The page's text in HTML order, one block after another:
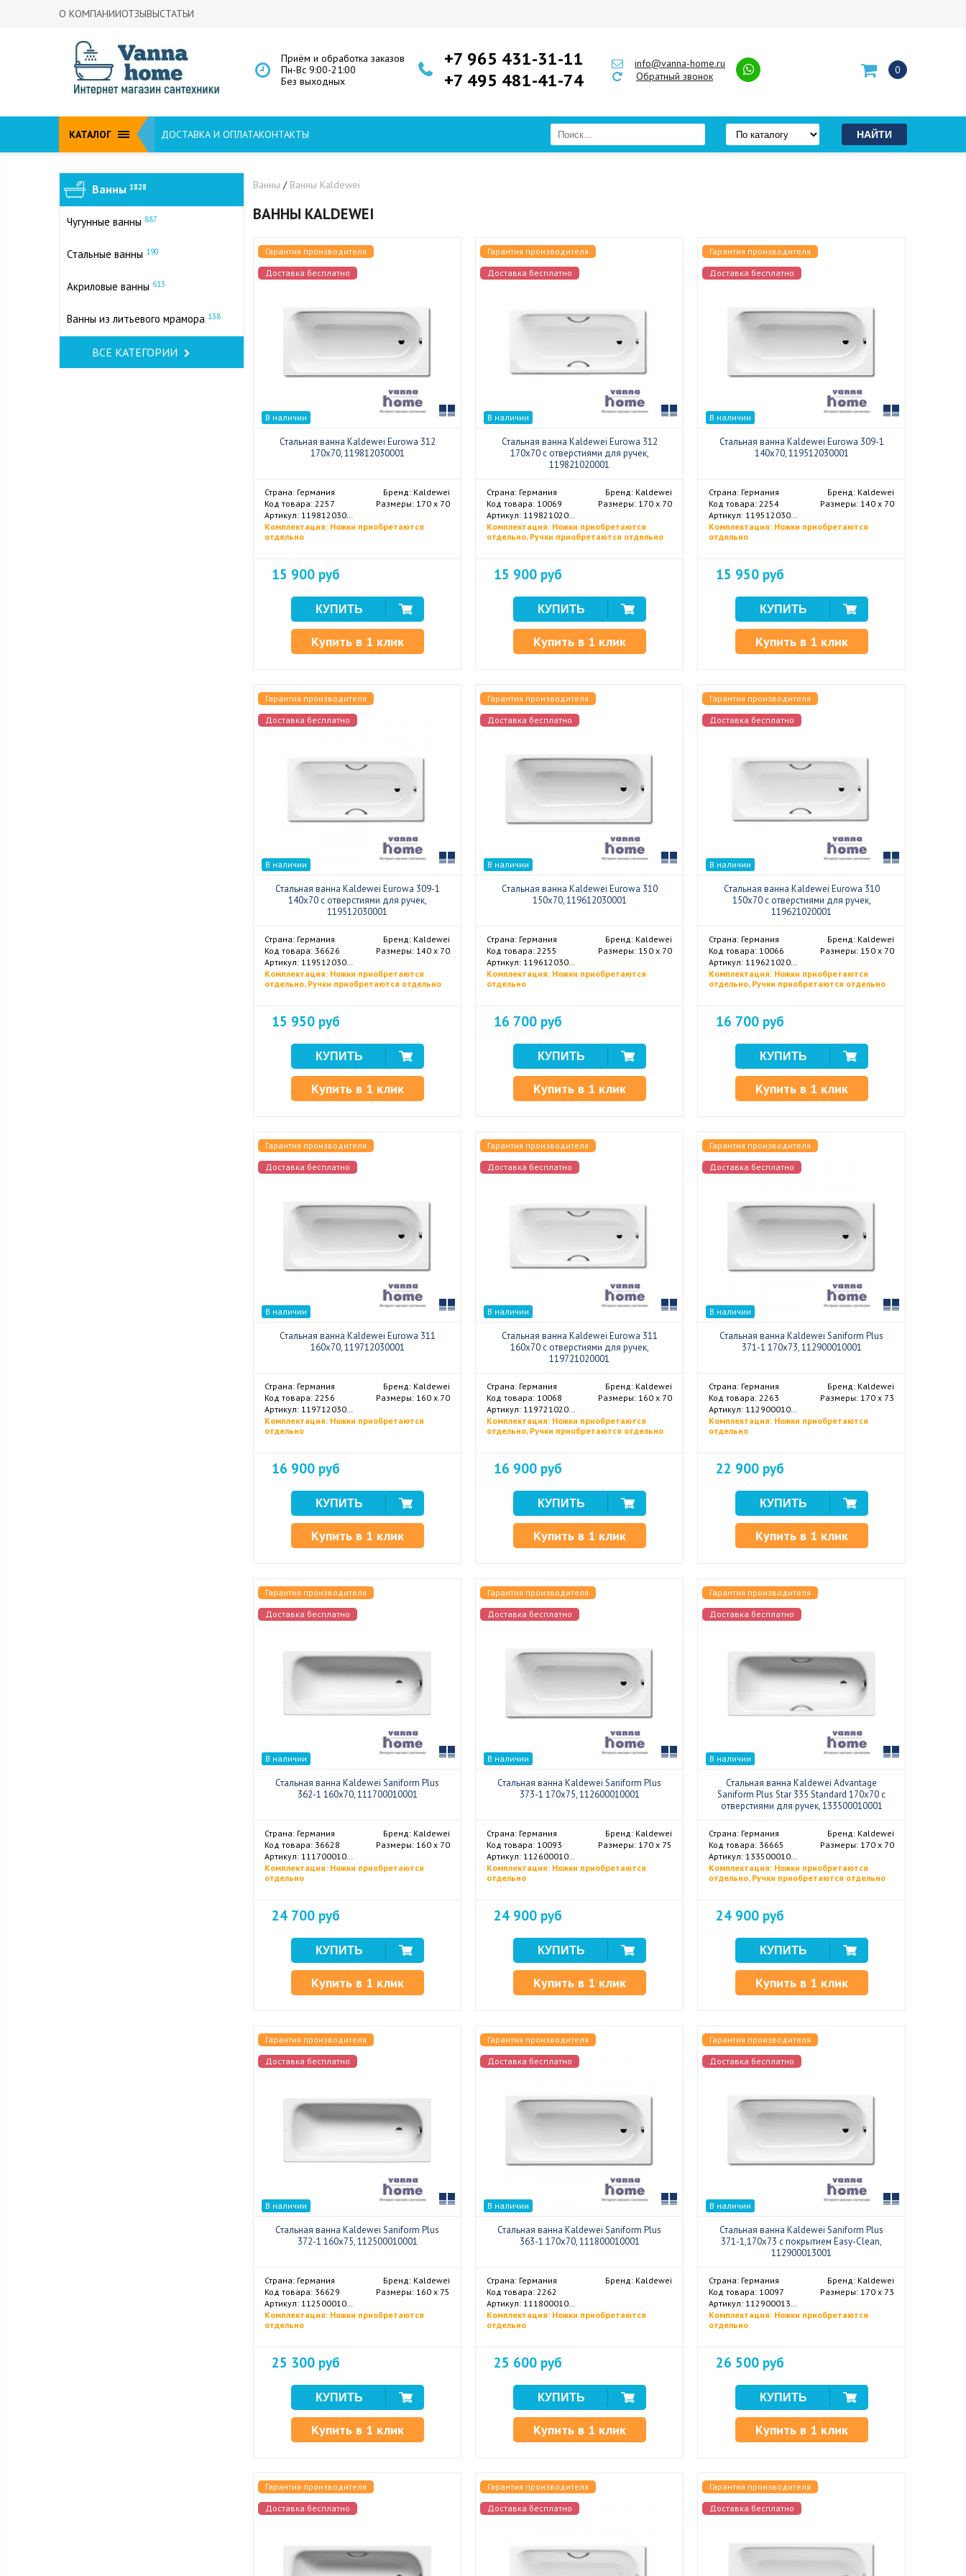
О КОМПАНИИОТЗЫВЫСТАТЬИ
Приём и обработка заказов
Пн-Вс 9:00-21:00
Без выходных
+7 965 431-31-11
+7 495 481-41-74
info@vanna-home.ru
Обратный звонок
0
КАТАЛОГ ДОСТАВКА И ОПЛАТАКОНТАКТЫ
Ванны 1828
Чугунные ванны 887
Стальные ванны 190
Акриловые ванны 613
Ванны из литьевого мрамора 138
ВСЕ КАТЕГОРИИ
Ванны / Ванны Kaldewei
ВАННЫ KALDEWEI
Гарантия производителя
Доставка бесплатно
В наличии
Сравнить
Стальная ванна Kaldewei Eurowa 312
170x70, 119812030001
Страна: Германия
Бренд: Kaldewei
Код товара: 2257
Артикул: 119812030001
Размеры: 170 х 70
Комплектация: Ножки приобретаются
отдельно
15 900 руб
Купить в 1 клик
Гарантия производителя
Доставка бесплатно
В наличии
Сравнить
Стальная ванна Kaldewei Eurowa 312
170x70 с отверстиями для ручек,
119821020001
Страна: Германия
Бренд: Kaldewei
Код товара: 10069
Артикул: 119821020001
Размеры: 170 х 70
Комплектация: Ножки приобретаются
отдельно, Ручки приобретаются отдельно
15 900 руб
Купить в 1 клик
Гарантия производителя
Доставка бесплатно
В наличии
Стальная ванна Kaldewei Eurowa 309-1
140x70, 119512030001
Страна: Германия
Бренд: Kaldewei
Код товара: 2254
Артикул: 119512030001
Размеры: 140 х 70
Комплектация: Ножки приобретаются
отдельно
15 950 руб
Купить в 1 клик
Гарантия производителя
Доставка бесплатно
В наличии
Сравнить
Стальная ванна Kaldewei Eurowa 309-1
140x70 с отверстиями для ручек,
119512030001
Страна: Германия
Бренд: Kaldewei
Код товара: 36626
Артикул: 119512030001
Размеры: 140 х 70
Комплектация: Ножки приобретаются
отдельно, Ручки приобретаются отдельно
15 950 руб
Купить в 1 клик
Гарантия производителя
Доставка бесплатно
В наличии
Сравнить
Стальная ванна Kaldewei Eurowa 310
150x70, 119612030001
Страна: Германия
Бренд: Kaldewei
Код товара: 2255
Артикул: 119612030001
Размеры: 150 х 70
Комплектация: Ножки приобретаются
отдельно
16 700 руб
Купить в 1 клик
Гарантия производителя
Доставка бесплатно
В наличии
Стальная ванна Kaldewei Eurowa 310
150x70 с отверстиями для ручек,
119621020001
Страна: Германия
Бренд: Kaldewei
Код товара: 10066
Артикул: 119621020001
Размеры: 150 х 70
Комплектация: Ножки приобретаются
отдельно, Ручки приобретаются отдельно
16 700 руб
Купить в 1 клик
Гарантия производителя
Доставка бесплатно
В наличии
Сравнить
Стальная ванна Kaldewei Eurowa 311
160x70, 119712030001
Страна: Германия
Бренд: Kaldewei
Код товара: 2256
Артикул: 119712030001
Размеры: 160 х 70
Комплектация: Ножки приобретаются
отдельно
16 900 руб
Купить в 1 клик
Гарантия производителя
Доставка бесплатно
В наличии
Сравнить
Стальная ванна Kaldewei Eurowa 311
160x70 с отверстиями для ручек,
119721020001
Страна: Германия
Бренд: Kaldewei
Код товара: 10068
Артикул: 119721020001
Размеры: 160 х 70
Комплектация: Ножки приобретаются
отдельно, Ручки приобретаются отдельно
16 900 руб
Купить в 1 клик
Гарантия производителя
Доставка бесплатно
В наличии
Стальная ванна Kaldewei Saniform Plus
371-1 170x73, 112900010001
Страна: Германия
Бренд: Kaldewei
Код товара: 2263
Артикул: 112900010001
Размеры: 170 x 73
Комплектация: Ножки приобретаются
отдельно
22 900 руб
Купить в 1 клик
Гарантия производителя
Доставка бесплатно
В наличии
Сравнить
Стальная ванна Kaldewei Saniform Plus
362-1 160x70, 111700010001
Страна: Германия
Бренд: Kaldewei
Код товара: 36628
Артикул: 111700010001
Размеры: 160 х 70
Комплектация: Ножки приобретаются
отдельно
24 700 руб
Купить в 1 клик
Гарантия производителя
Доставка бесплатно
В наличии
Сравнить
Стальная ванна Kaldewei Saniform Plus
373-1 170x75, 112600010001
Страна: Германия
Бренд: Kaldewei
Код товара: 10093
Артикул: 112600010001
Размеры: 170 х 75
Комплектация: Ножки приобретаются
отдельно
24 900 руб
Купить в 1 клик
Гарантия производителя
Доставка бесплатно
В наличии
Стальная ванна Kaldewei Advantage
Saniform Plus Star 335 Standard 170x70 с
отверстиями для ручек, 133500010001
Страна: Германия
Бренд: Kaldewei
Код товара: 36665
Артикул: 133500010001
Размеры: 170 х 70
Комплектация: Ножки приобретаются
отдельно, Ручки приобретаются отдельно
24 900 руб
Купить в 1 клик
Гарантия производителя
Доставка бесплатно
В наличии
Сравнить
Стальная ванна Kaldewei Saniform Plus
372-1 160x75, 112500010001
Страна: Германия
Бренд: Kaldewei
Код товара: 36629
Артикул: 112500010001
Размеры: 160 х 75
Комплектация: Ножки приобретаются
отдельно
25 300 руб
Купить в 1 клик
Гарантия производителя
Доставка бесплатно
В наличии
Сравнить
Стальная ванна Kaldewei Saniform Plus
363-1 170x70, 111800010001
Страна: Германия
Бренд: Kaldewei
Код товара: 2262
Артикул: 111800010001
Комплектация: Ножки приобретаются
отдельно
25 600 руб
Купить в 1 клик
Гарантия производителя
Доставка бесплатно
В наличии
Стальная ванна Kaldewei Saniform Plus
371-1,170x73 с покрытием Easy-Clean,
112900013001
Страна: Германия
Бренд: Kaldewei
Код товара: 10097
Артикул: 112900013001
Размеры: 170 x 73
Комплектация: Ножки приобретаются
отдельно
26 500 руб
Купить в 1 клик
Гарантия производителя
Доставка бесплатно
Гарантия производителя
Доставка бесплатно
Гарантия производителя
Доставка бесплатно